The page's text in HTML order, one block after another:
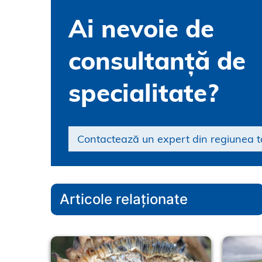
Ai nevoie de
consultanță de
specialitate?
Contactează un expert din regiunea
Articole relaționate